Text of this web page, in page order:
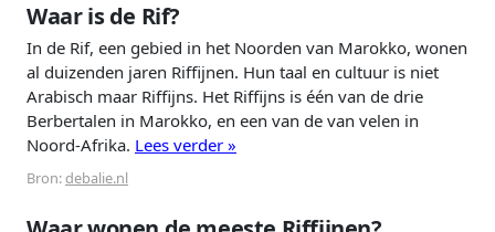
Waar is de Rif?
In de Rif, een gebied in het Noorden van Marokko, wonen
al duizenden jaren Riffijnen. Hun taal en cultuur is niet
Arabisch maar Riffijns. Het Riffijns is één van de drie
Berbertalen in Marokko, en een van de van velen in
Noord-Afrika. Lees verder »
Bron:debalie.nl